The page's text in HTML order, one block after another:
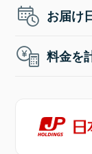
お届け
料金を